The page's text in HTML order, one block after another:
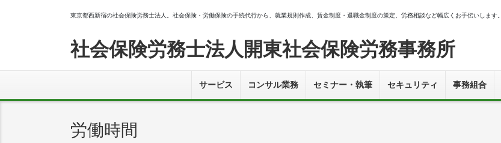
東京都西新宿の社会保険労務士法人。社会保険・労働保険の手続代行から、就業規則作成、賃金制度・退職金制度の策定、労務相談など幅広くお手伝いします。
社会保険労務士法人開東社会保険労務事務所
サービス コンサル業務 セミナー・執筆 セキュリティ 事務組合
労働時間